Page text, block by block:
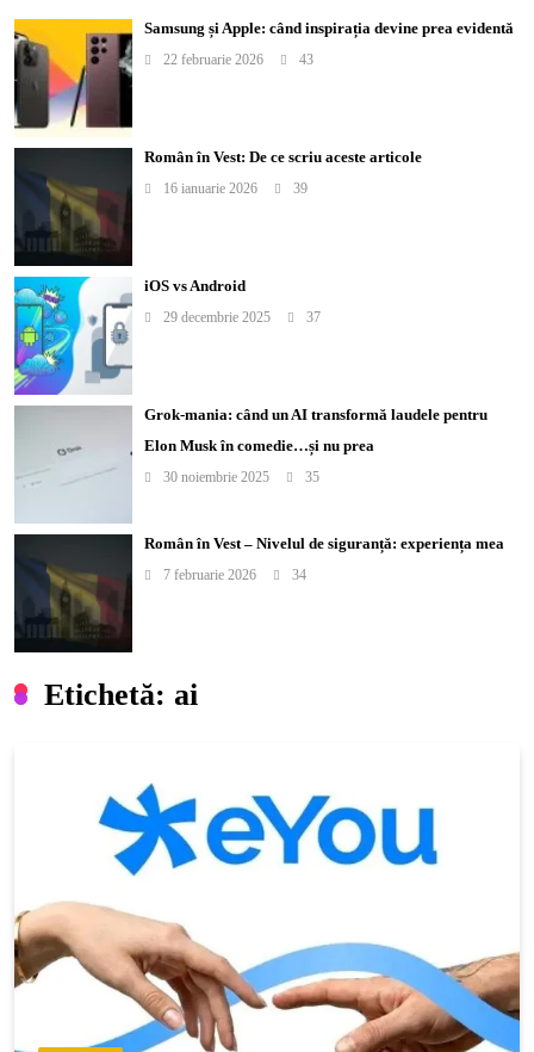
Etichetă: ai
Samsung și Apple: când inspirația devine prea evidentă
22 februarie 2026 43
Român în Vest: De ce scriu aceste articole
16 ianuarie 2026 39
iOS vs Android
29 decembrie 2025 37
Grok-mania: când un AI transformă laudele pentru
Elon Musk în comedie…și nu prea
30 noiembrie 2025 35
Român în Vest – Nivelul de siguranță: experiența mea
7 februarie 2026 34